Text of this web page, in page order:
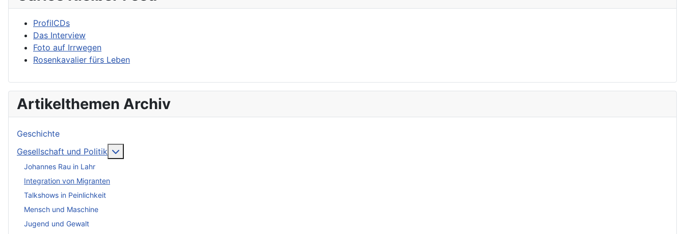
ProfilCDs
Das Interview
Foto auf Irrwegen
Rosenkavalier fürs Leben
Artikelthemen Archiv
Geschichte
Gesellschaft und Politik
Johannes Rau in Lahr
Integration von Migranten
Talkshows in Peinlichkeit
Mensch und Maschine
Jugend und Gewalt